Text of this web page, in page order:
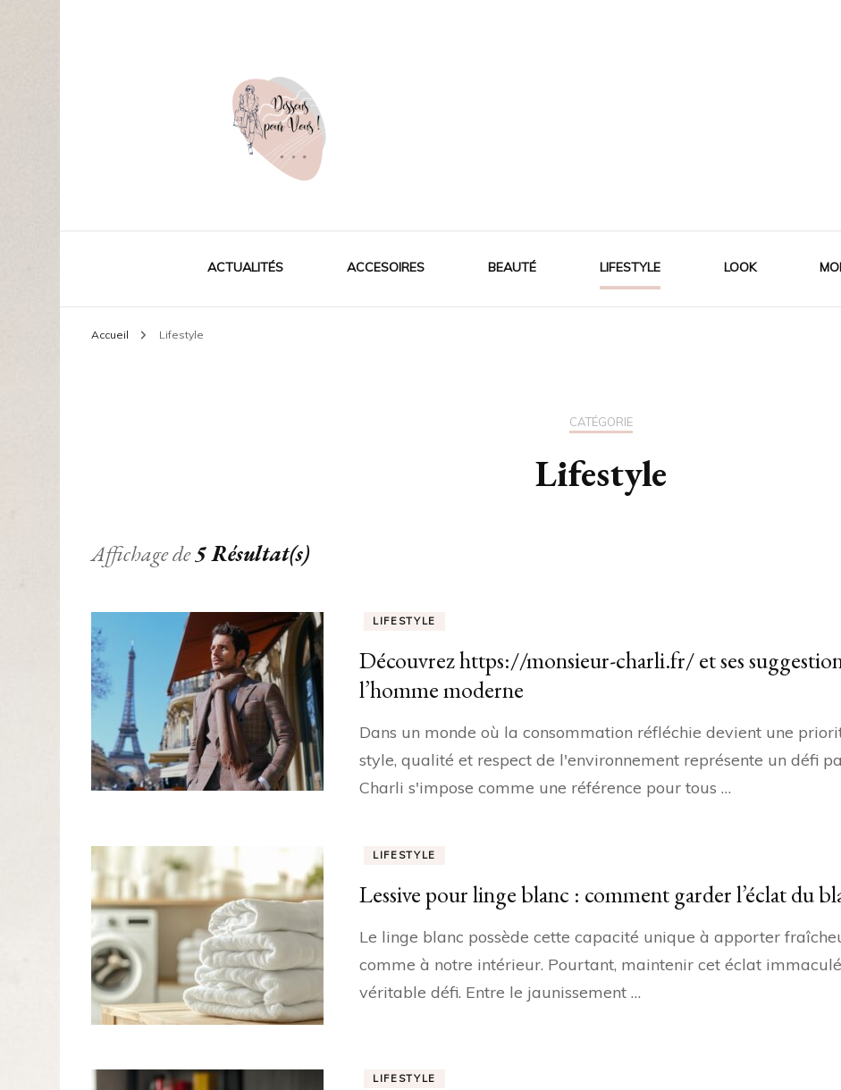
Dessouspourvous
ACTUALITÉS ACCESOIRES BEAUTÉ LIFESTYLE LOOK
Accueil Lifestyle
CATÉGORIE
Lifestyle
Affichage de5 Résultat(s)
LIFESTYLE
Découvrez https://monsieur-charli.fr/ et ses
l’homme moderne
Dans un monde où la consommation réfléchie devient une
style, qualité et respect de l'environnement représente un défi
Charli s'impose comme une référence pour tous …
LIFESTYLE
Lessive pour linge blanc : comment garder l’éclat du
Le linge blanc possède cette capacité unique à apporter
comme à notre intérieur. Pourtant, maintenir cet éclat
véritable défi. Entre le jaunissement …
LIFESTYLE